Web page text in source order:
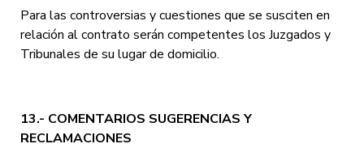
Para las controversias y cuestiones que se susciten en
relación al contrato serán competentes los Juzgados y
Tribunales de su lugar de domicilio.
13.- COMENTARIOS SUGERENCIAS Y
RECLAMACIONES